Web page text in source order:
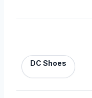
DC Shoes